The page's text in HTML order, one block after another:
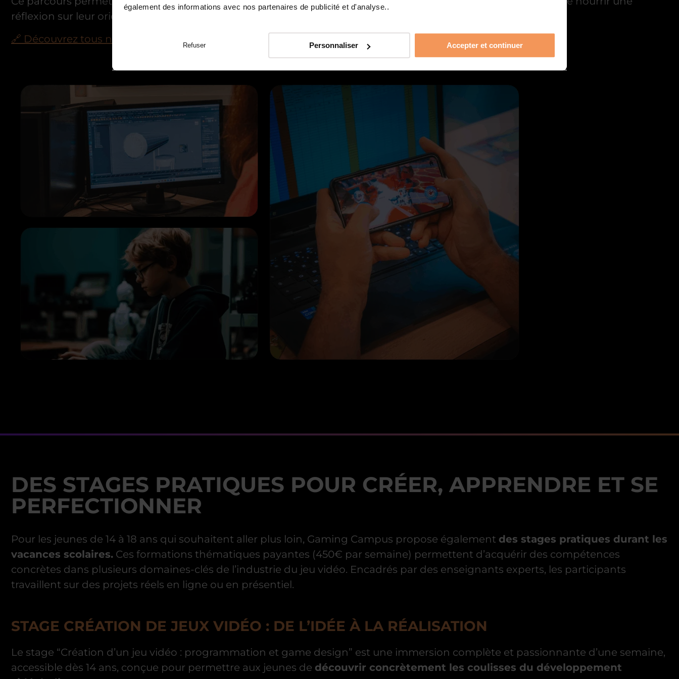
également des informations avec nos partenaires de publicité et d'analyse..
Refuser Personnaliser Accepter et continuer
réflexion sur leur orientation future.
🔗 Découvrez tous nos stages et inscrivez-vous dès maintenant sur notre site.
DES STAGES PRATIQUES POUR CRÉER, APPRENDRE ET SE
PERFECTIONNER
Pour les jeunes de 14 à 18 ans qui souhaitent aller plus loin, Gaming Campus propose également des stages pratiques durant les
vacances scolaires. Ces formations thématiques payantes (450€ par semaine) permettent d’acquérir des compétences
concrètes dans plusieurs domaines-clés de l’industrie du jeu vidéo. Encadrés par des enseignants experts, les participants
travaillent sur des projets réels en ligne ou en présentiel.
STAGE CRÉATION DE JEUX VIDÉO : DE L’IDÉE À LA RÉALISATION
Le stage “Création d’un jeu vidéo : programmation et game design” est une immersion complète et passionnante d’une semaine,
accessible dès 14 ans, conçue pour permettre aux jeunes de découvrir concrètement les coulisses du développement